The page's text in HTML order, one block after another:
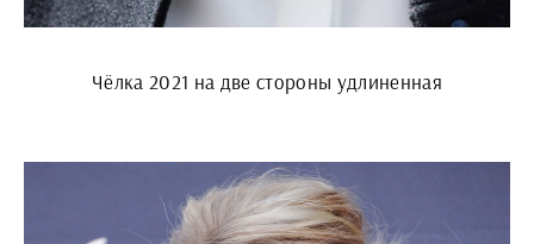
Чёлка 2021 на две стороны удлиненная